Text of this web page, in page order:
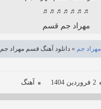
♬♬♬♬♬♬♬
مهراد جم قسم
مهراد جم » دانلود آهنگ قسم مهراد جم
2 فروردین 1404 آهنگ